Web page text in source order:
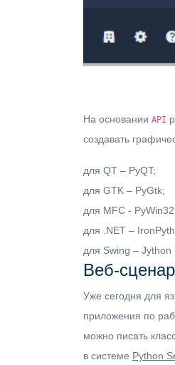
На основании API
создавать
для QT – PyQT;
для GTK – PyGtk;
для MFC -
для .NET –
для Swing – Jython
Веб-
Уже сегодня для
приложения по
можно писать
в системе Python